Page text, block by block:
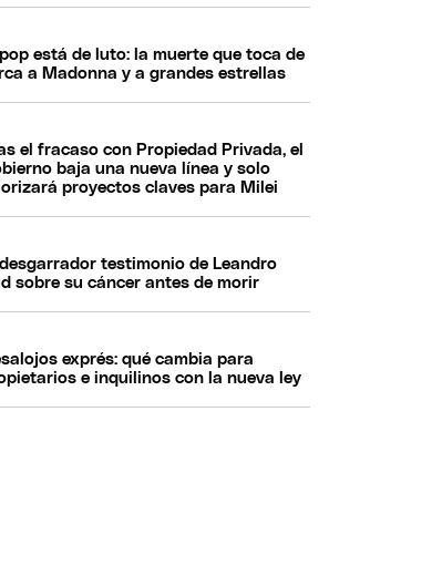
está de luto: la muerte que toca de
a Madonna y a grandes estrellas
el fracaso con Propiedad Privada, el
baja una nueva línea y solo
proyectos claves para Milei
desgarrador testimonio de Leandro
sobre su cáncer antes de morir
exprés: qué cambia para
e inquilinos con la nueva ley